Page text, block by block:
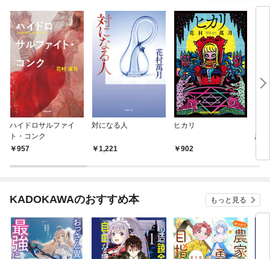
ハイドロサルファイ
ト・コンク
957
対になる人
1,221
ヒカリ
902
た
説
KADOKAWAのおすすめ本 もっと見る